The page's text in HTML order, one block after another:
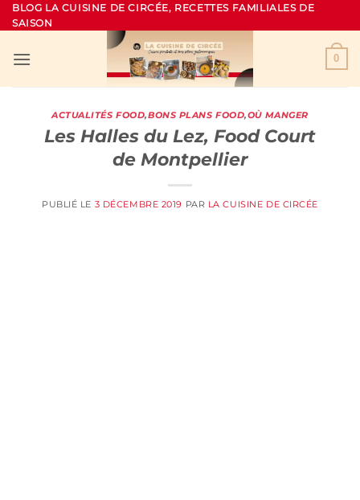
Passer
au
BLOG LA CUISINE DE CIRCÉE, RECETTES FAMILIALES DE
SAISON
0
ACTUALITÉS FOOD,BONS PLANS FOOD,OÙ MANGER
Les Halles du Lez, Food Court
de Montpellier
PUBLIÉ LE 3 DÉCEMBRE 2019 PAR LA CUISINE DE CIRCÉE